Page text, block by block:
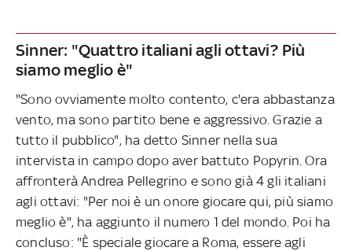
Sinner: "Quattro italiani agli ottavi? Più
siamo meglio è"
"Sono ovviamente molto contento, c'era abbastanza
vento, ma sono partito bene e aggressivo. Grazie a
tutto il pubblico", ha detto Sinner nella sua
intervista in campo dopo aver battuto Popyrin. Ora
affronterà Andrea Pellegrino e sono già 4 gli italiani
agli ottavi: "Per noi è un onore giocare qui, più siamo
meglio è", ha aggiunto il numero 1 del mondo. Poi ha
concluso: "È speciale giocare a Roma, essere agli